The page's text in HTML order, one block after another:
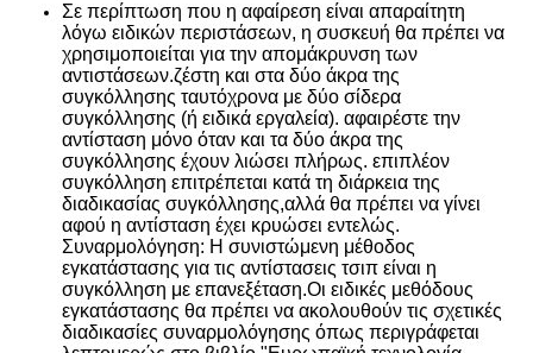
Σε περίπτωση που η αφαίρεση είναι απαραίτητη
λόγω ειδικών περιστάσεων, η συσκευή θα πρέπει να
χρησιμοποιείται για την απομάκρυνση των
αντιστάσεων.ζέστη και στα δύο άκρα της
συγκόλλησης ταυτόχρονα με δύο σίδερα
συγκόλλησης (ή ειδικά εργαλεία). αφαιρέστε την
αντίσταση μόνο όταν και τα δύο άκρα της
συγκόλλησης έχουν λιώσει πλήρως. επιπλέον
συγκόλληση επιτρέπεται κατά τη διάρκεια της
διαδικασίας συγκόλλησης,αλλά θα πρέπει να γίνει
αφού η αντίσταση έχει κρυώσει εντελώς.
Συναρμολόγηση: Η συνιστώμενη μέθοδος
εγκατάστασης για τις αντίστασεις τσιπ είναι η
συγκόλληση με επανεξέταση.Οι ειδικές μεθόδους
εγκατάστασης θα πρέπει να ακολουθούν τις σχετικές
διαδικασίες συναρμολόγησης όπως περιγράφεται